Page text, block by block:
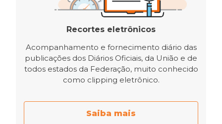
Recortes eletrônicos
Acompanhamento e fornecimento diário das
publicações dos Diários Oficiais, da União e de
todos estados da Federação, muito conhecido
como clipping eletrônico.
Saiba mais